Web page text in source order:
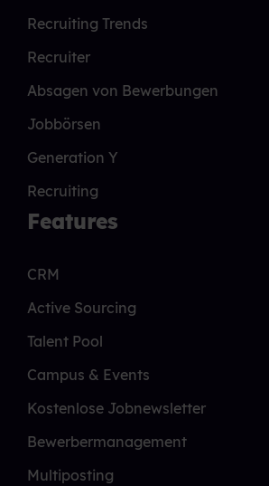
Recruiting Trends
Recruiter
Absagen von Bewerbungen
Jobbörsen
Generation Y
Recruiting
Features
CRM
Active Sourcing
Talent Pool
Campus & Events
Kostenlose Jobnewsletter
Bewerbermanagement
Multiposting